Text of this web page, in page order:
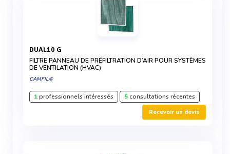
DUAL10 G
FILTRE PANNEAU DE PRÉFILTRATION D’AIR POUR SYSTÈMES
DE VENTILATION (HVAC)
CAMFIL®
1professionnels intéressés 5consultations récentes
Recevoir un devis